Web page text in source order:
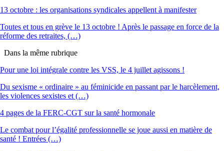
13 octobre : les organisations syndicales appellent à manifester
Toutes et tous en grève le 13 octobre ! Après le passage en force de la
réforme des retraites, (…)
Dans la même rubrique
Pour une loi intégrale contre les VSS, le 4 juillet agissons !
Du sexisme « ordinaire » au féminicide en passant par le harcèlement,
les violences sexistes et (…)
4 pages de la FERC-CGT sur la santé hormonale
Le combat pour l’égalité professionnelle se joue aussi en matière de
santé ! Entrées (…)